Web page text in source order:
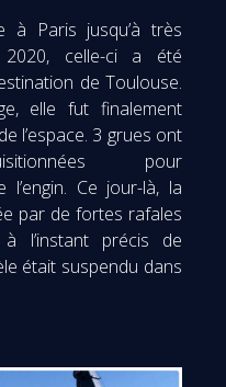
à Paris jusqu’à très
celle-ci a été
de Toulouse.
elle fut finalement
l’espace. 3 grues ont
pour
Ce jour-là, la
par de fortes rafales
l’instant précis de
était suspendu dans